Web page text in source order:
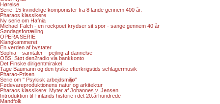
Hørelse
Serie: 15 kvindelige komponister fra 8 lande gennem 400 år.
Pharaos klassikere
Ny serie om Hafnia
Michael Falch - en rockpoet krydser sit spor - sange gennem 40 år
Søndagsfortælling
OPERA SERIE
Klangkammeret
En verden af bystater
Sophia – samtaler – pejling af dannelse
OBS! Støt den2radio via bankkonto
Det Finske dirigentmirakel
Tage Baumann og den tyske efterkrigstids schlagermusik
Pharao-Prisen
Serie om " Psykisk arbejdsmiljø"
Fødevareproduktionens natur og arkitektur
Pharaos klassikere: Myter af Johannes v. Jensen
Introduktion til Finlands historie i det 20.århundrede
Mandfolk